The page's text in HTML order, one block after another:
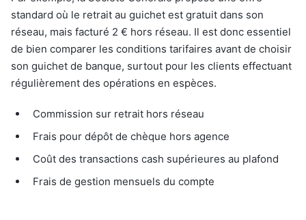
standard où le retrait au guichet est gratuit dans son
réseau, mais facturé 2 € hors réseau. Il est donc essentiel
de bien comparer les conditions tarifaires avant de choisir
son guichet de banque, surtout pour les clients effectuant
régulièrement des opérations en espèces.
Commission sur retrait hors réseau
Frais pour dépôt de chèque hors agence
Coût des transactions cash supérieures au plafond
Frais de gestion mensuels du compte